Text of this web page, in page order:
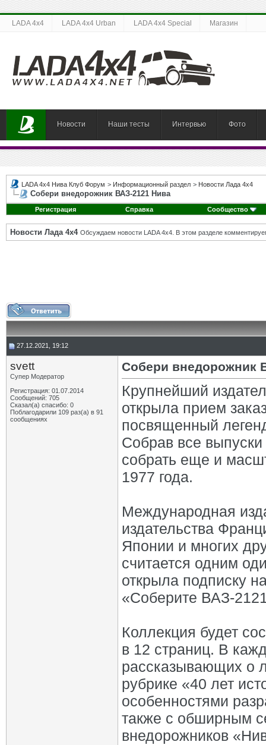
LADA 4x4 LADA 4x4 Urban LADA 4x4 Special Магазин
Новости Наши тесты Интервью Фото
LADA 4x4 Нива Клуб Форум > Информационный раздел > Новости Лада 4х4
Собери внедорожник ВАЗ-2121 Нива
Регистрация Справка Сообщество
Новости Лада 4х4 Обсуждаем новости LADA 4x4. В этом разделе
27.12.2021, 19:12
svett
Супер Модератор
Регистрация: 01.07.2014
Сообщений: 705
Сказал(а) спасибо: 0
Поблагодарили 109 раз(а) в 91
сообщениях
Собери внедорожник
Крупнейший
открыла прием
посвященный
Собрав все
собрать еще и
1977 года.
Международная
издательства
Японии и многих
считается одним
открыла подписку
«Соберите ВАЗ-
Коллекция будет
в 12 страниц. В
рассказывающих о
рубрике «40 лет
особенностями
также с обширным
внедорожников